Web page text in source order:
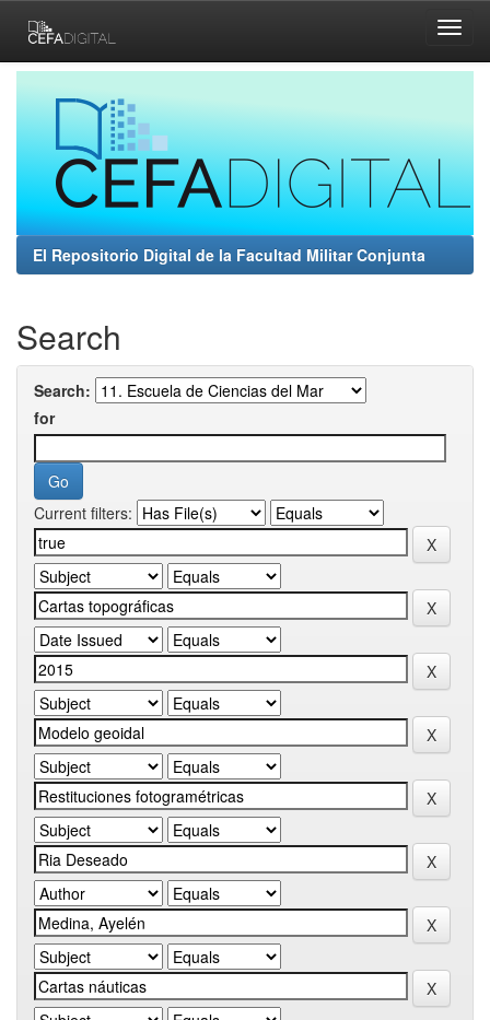
navigation
El Repositorio Digital de la Facultad Militar Conjunta
Search
Search:
for
Current filters: